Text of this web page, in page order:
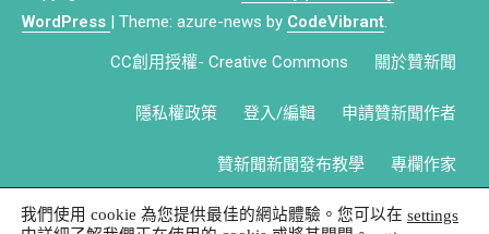
WordPress | Theme: azure-news by CodeVibrant.
CC創用授權- Creative Commons 關於贊新聞
隱私權政策 登入/編輯 申請贊新聞作者
贊新聞新聞發布教學 專欄作家
我們使用 cookie 為您提供最佳的網站體驗。您可以在 settings